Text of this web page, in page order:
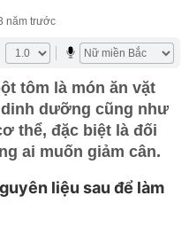
năm trước
tôm là món ăn vặt
dưỡng cũng như
thể, đặc biệt là đối
ai muốn giảm cân.
liệu sau để làm